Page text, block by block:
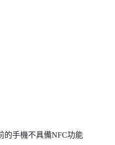
的手機不具備NFC功能